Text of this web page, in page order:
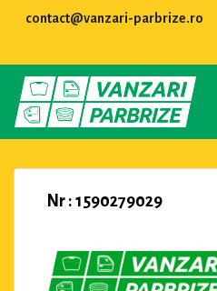
contact@vanzari-parbrize.ro
Nr : 1590279029